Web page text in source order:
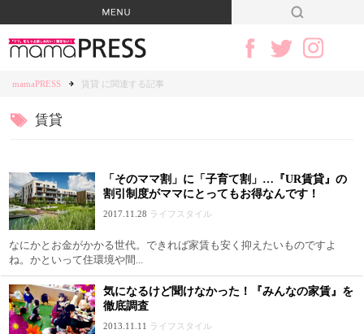
mamaPRESS 賃貸 に関連する記事
賃貸
「そのママ割」に「子育て割」…『UR賃貸』の
割引制度がママにとってもお得なんです！
2017.11.28 ライフスタイル
なにかとお金がかかる世代。できれば家賃も安く抑えたいものですよ
ね。かといって住環境や間...
気になるけど聞けなかった！『みんなの家賃』を
徹底調査
2013.11.11 ライフスタイル